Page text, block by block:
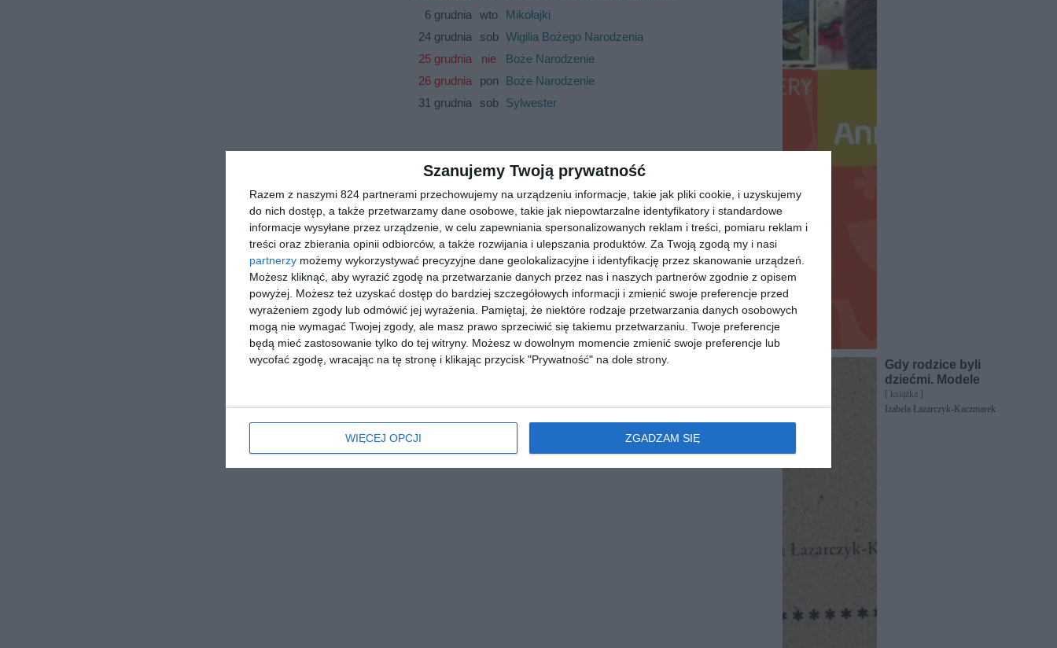
Szanujemy Twoją prywatność
Razem z naszymi 824 partnerami przechowujemy na urządzeniu informacje, takie jak pliki cookie, i uzyskujemy
do nich dostęp, a także przetwarzamy dane osobowe, takie jak niepowtarzalne identyfikatory i standardowe
informacje wysyłane przez urządzenie, w celu zapewniania spersonalizowanych reklam i treści, pomiaru reklam i
treści oraz zbierania opinii odbiorców, a także rozwijania i ulepszania produktów. Za Twoją zgodą my i nasi
partnerzy możemy wykorzystywać precyzyjne dane geolokalizacyjne i identyfikację przez skanowanie urządzeń.
Możesz kliknąć, aby wyrazić zgodę na przetwarzanie danych przez nas i naszych partnerów zgodnie z opisem
powyżej. Możesz też uzyskać dostęp do bardziej szczegółowych informacji i zmienić swoje preferencje przed
wyrażeniem zgody lub odmówić jej wyrażenia.
Pamiętaj, że niektóre rodzaje przetwarzania danych osobowych
mogą nie wymagać Twojej zgody, ale masz prawo sprzeciwić się takiemu przetwarzaniu. Twoje preferencje
będą mieć zastosowanie tylko do tej witryny. Możesz w dowolnym momencie zmienić swoje preferencje lub
wycofać zgodę, wracając na tę stronę i klikając przycisk "Prywatność" na dole strony.
WIĘCEJ OPCJI ZGADZAM SIĘ
6 grudnia
wto
Mikołajki
24 grudnia
sob Wigilia Bożego Narodzenia
25 grudnia
nie
Boże Narodzenie
26 grudnia
pon
Boże Narodzenie
31 grudnia
sob Sylwester
Gdy rodzice byli
dziećmi. Modele
[ książka ]
Izabela Łazarczyk-Kaczmarek